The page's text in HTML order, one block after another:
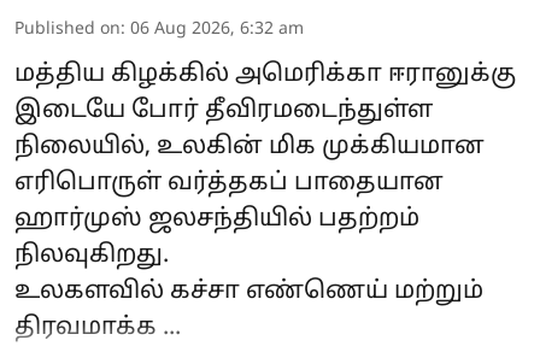
Published on: 06 Aug 2026, 6:32 am
மத்திய கிழக்கில் அமெரிக்கா ஈரானுக்கு
இடையே போர் தீவிரமடைந்துள்ள
நிலையில், உலகின் மிக முக்கியமான
எரிபொருள் வர்த்தகப் பாதையான
ஹார்முஸ் ஜலசந்தியில் பதற்றம்
நிலவுகிறது.
உலகளவில் கச்சா எண்ணெய் மற்றும்
திரவமாக்க ...